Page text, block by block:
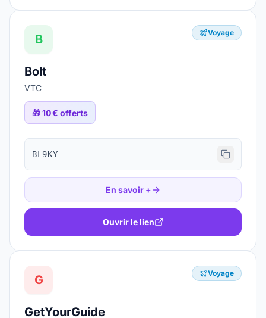
B Voyage
Bolt
VTC
🎁10 € offerts
BL9KY
En savoir +
Ouvrir le lien
G Voyage
GetYourGuide